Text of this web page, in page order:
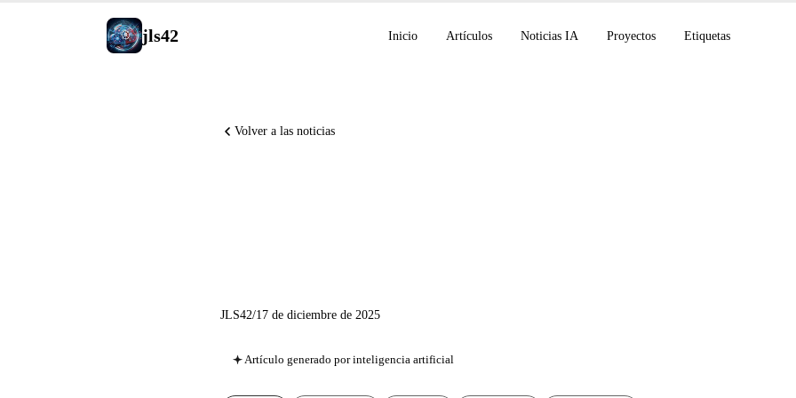
jls42 Inicio Artículos Noticias IA Proyectos Etiquetas
Volver a las noticias
JLS42/17 de diciembre de 2025
Artículo generado por inteligencia artificial